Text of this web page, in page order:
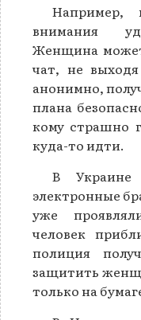
Например,
внимания
Женщина
чат, не
анонимно,
плана
кому страшно
куда-то идти.
В
электронные
уже
человек
полиция
защитить
только на